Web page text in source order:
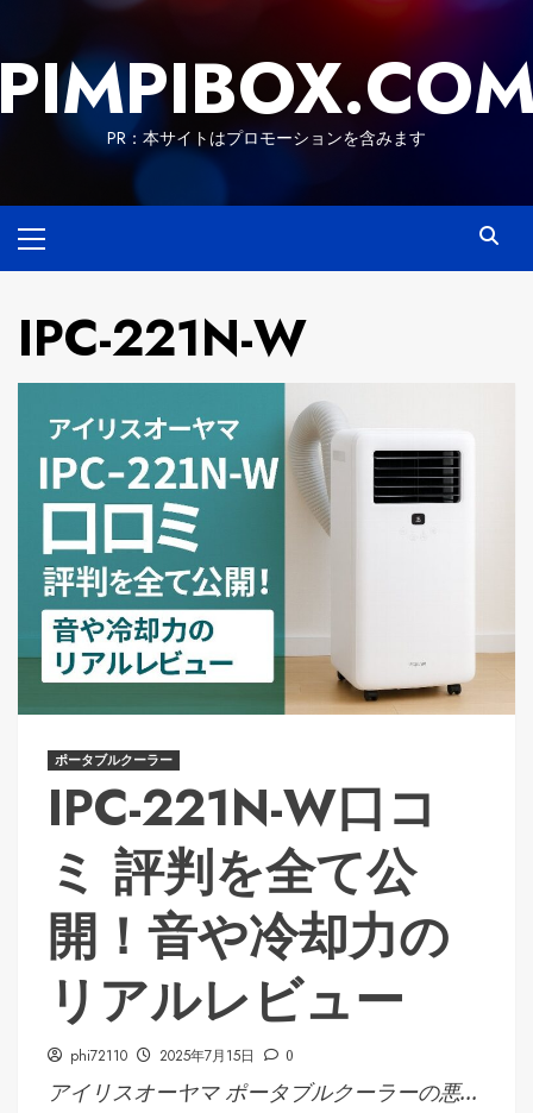
content
PR：本サイトはプロモーションを含みます
Menu
IPC-221N-W
ポータブルクーラー
IPC-221N-W口コ
ミ 評判を全て公
開！音や冷却力の
リアルレビュー
phi72110 2025年7月15日 0
アイリスオーヤマ ポータブルクーラーの悪...